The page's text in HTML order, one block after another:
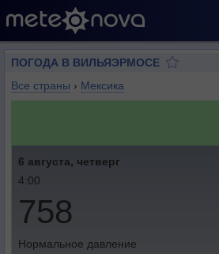
ПОГОДА В ВИЛЬЯЭРМОСЕ
Все страны › Мексика
6 августа, четверг
4:00
758
Нормальное давление